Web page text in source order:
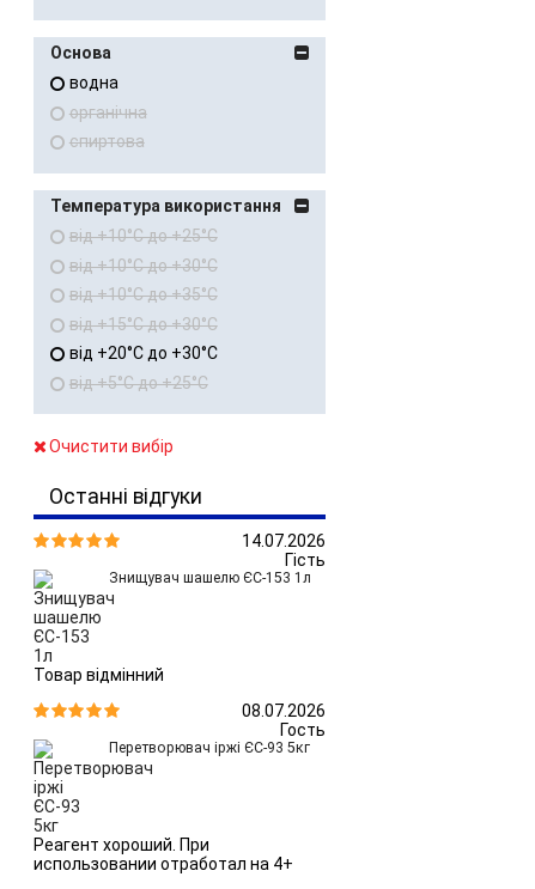
Основа
водна
органічна
спиртова
Температура використання
від +10°C до +25°C
від +10°C до +30°C
від +10°C до +35°C
від +15°C до +30°C
від +20°C до +30°C
від +5°C до +25°C
Очистити вибір
Останні відгуки


14.07.2026
Гість
Знищувач шашелю ЄС-153 1л
Товар відмінний


08.07.2026
Гость
Перетворювач іржі ЄС-93 5кг
Реагент хороший. При
использовании отработал на 4+